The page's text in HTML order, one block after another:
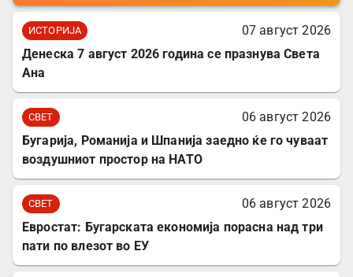
ИСТОРИЈА
07 август 2026
Денеска 7 август 2026 година се празнува Света
Ана
СВЕТ
06 август 2026
Бугарија, Романија и Шпанија заедно ќе го чуваат
воздушниот простор на НАТО
СВЕТ
06 август 2026
Евростат: Бугарската економија порасна над три
пати по влезот во ЕУ